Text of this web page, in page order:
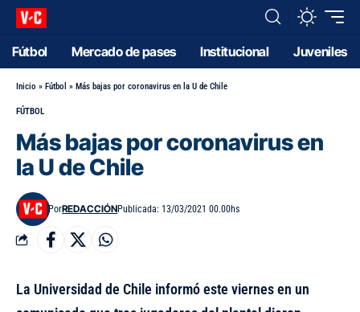
Fútbol Mercado de pases Institucional Juveniles
Inicio » Fútbol » Más bajas por coronavirus en la U de Chile
FÚTBOL
Más bajas por coronavirus en
la U de Chile
PorREDACCIÓNPublicada: 13/03/2021 00.00hs
La Universidad de Chile informó este viernes en un